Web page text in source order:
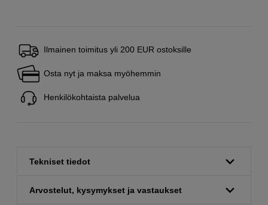
Ilmainen toimitus yli 200 EUR ostoksille
Osta nyt ja maksa myöhemmin
Henkilökohtaista palvelua
Tekniset tiedot
Arvostelut, kysymykset ja vastaukset